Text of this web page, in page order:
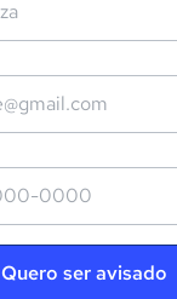
Quero ser avisado